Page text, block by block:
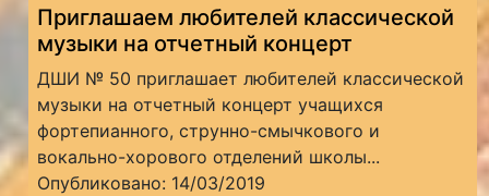
Приглашаем любителей классической
музыки на отчетный концерт
ДШИ № 50 приглашает любителей классической
музыки на отчетный концерт учащихся
фортепианного, струнно-смычкового и
вокально-хорового отделений школы...
Опубликовано: 14/03/2019